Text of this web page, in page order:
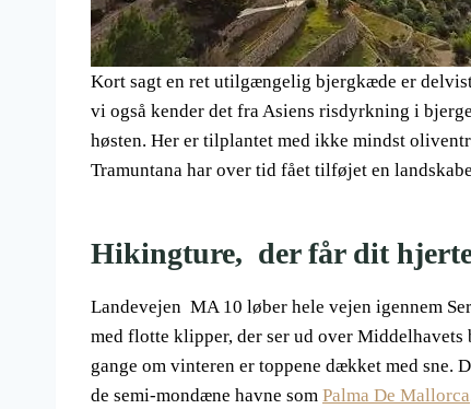
Kort sagt en ret utilgængelig bjergkæde er
vi også kender det fra Asiens risdyrkning i
høsten. Her er tilplantet med ikke mindst
Tramuntana har over tid fået tilføjet en
Hikingture, der får dit
Landevejen MA 10 løber hele vejen igennem
med flotte klipper, der ser ud over
gange om vinteren er toppene dækket med sne.
de semi-mondæne havne som Palma De Mallorca